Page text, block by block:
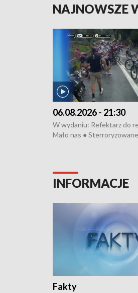
NAJNOWSZE
06.08.2026 - 21:30
W wydaniu: Refektarz do
Mało nas ●
Pologne
INFORMACJE
Fakty